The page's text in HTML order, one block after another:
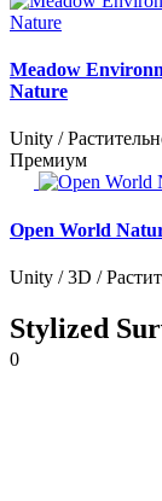
Meadow
Nature
Unity /
Премиум
Open World
Unity / 3D /
Stylized
0